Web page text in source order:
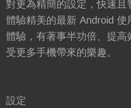
對更為精簡的設定，快速且
體驗精美的最新 Android 使
體驗，有著事半功倍、提高
受更多手機帶來的樂趣。
設定